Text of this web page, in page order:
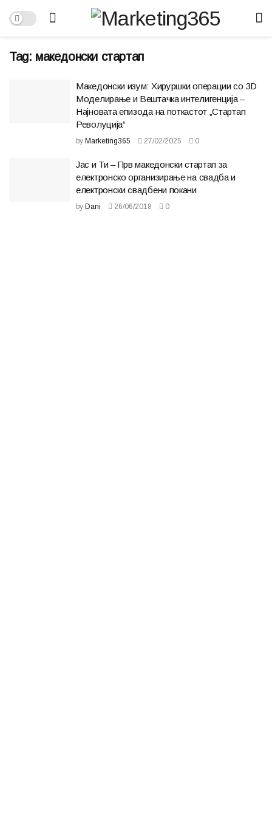
Tag: македонски стартап
Македонски изум: Хируршки операции со 3D
Моделирање и Вештачка интелигенција –
Најновата епизода на поткастот „Стартап
Револуција“
by Marketing365 27/02/2025 0
Јас и Ти – Прв македонски стартап за
електронско организирање на свадба и
електронски свадбени покани
by Dani 26/06/2018 0